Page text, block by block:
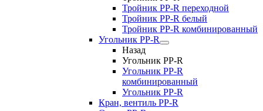
Тройник РР-R переходной
Тройник РР-R белый
Тройник РР-R комбинированный
Угольник PP-R
Назад
Угольник PP-R
Угольник РР-R
комбинированный
Угольник РР-R
Кран, вентиль PP-R